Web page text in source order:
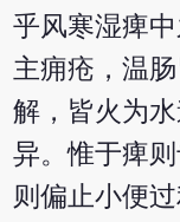
乎风寒湿痺
主痈疮，温
解，皆火为
异。惟于痺
则偏止小便